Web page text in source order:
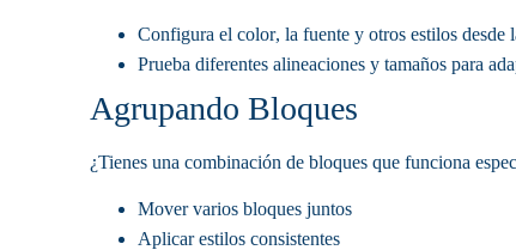
Configura el color, la fuente y otros estilos desde
Prueba diferentes alineaciones y tamaños para
Agrupando Bloques
¿Tienes una combinación de bloques que funciona
Mover varios bloques juntos
Aplicar estilos consistentes